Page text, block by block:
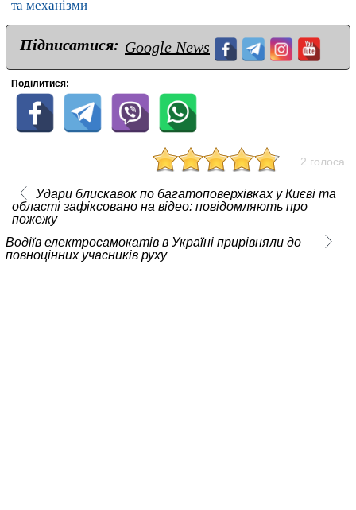
та механізми
Підписатися: Google News
Поділитися:
2 голоса
Удари блискавок по багатоповерхівках у Києві та
області зафіксовано на відео: повідомляють про
пожежу
Водіїв електросамокатів в Україні прирівняли до
повноцінних учасників руху